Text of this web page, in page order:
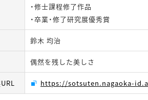
・修士課程修了作品
・卒業・修了研究展優秀賞
鈴木 均治
偶然を残した美しさ
https://sotsuten.nagaoka-